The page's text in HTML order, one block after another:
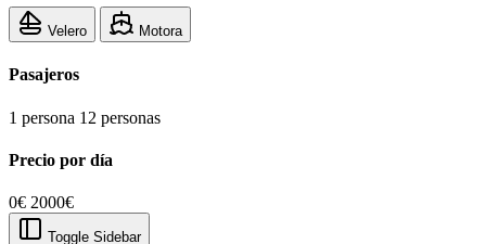
Velero Motora
Pasajeros
1 persona 12 personas
Precio por día
0€ 2000€
Toggle Sidebar